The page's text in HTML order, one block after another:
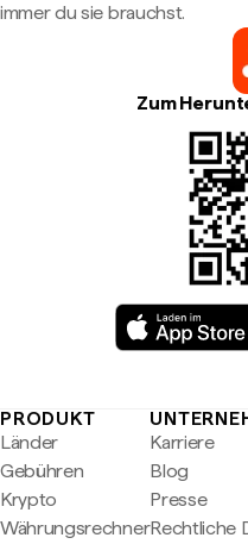
immer du sie brauchst.
Zum
PRODUKT
Länder
Gebühren
Krypto
Währungsrechner
Karriere
Blog
Presse
Rechtliche